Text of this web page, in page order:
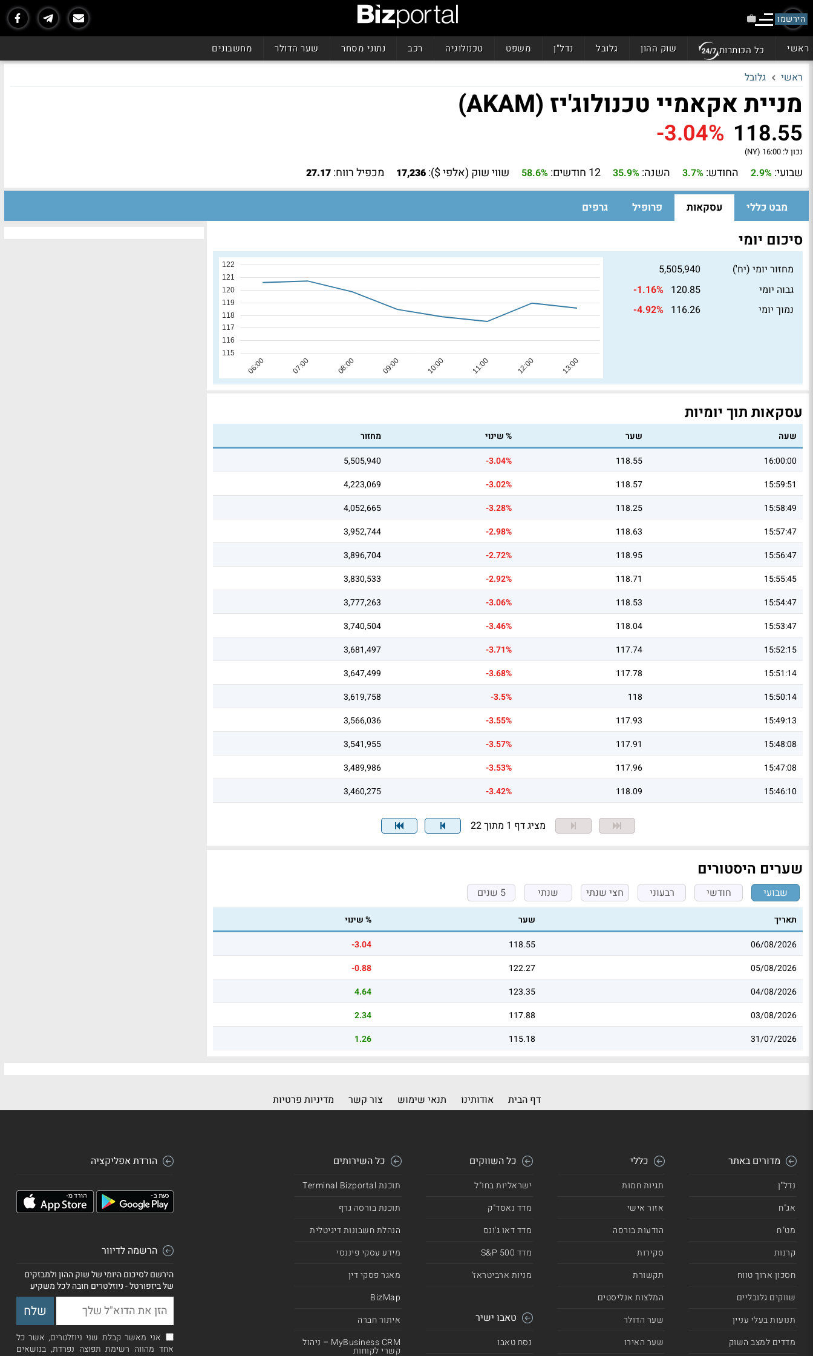
הירשמו
ראשי כל הכותרות שוק ההון גלובל נדל"ן משפט טכנולוגיה רכב נתוני מסחר שער הדולר מחשבונים
ראשי גלובל
מניית אקאמיי טכנולוג'יז (AKAM)
118.55
-3.04%
נכון ל: 16:00 (NY)
שבועי: 2.9% החודש: 3.7% השנה: 35.9% 12 חודשים: 58.6% שווי שוק (אלפי $): 17,236 מכפיל רווח: 27.17
מבט כללי עסקאות פרופיל גרפים
סיכום יומי
מחזור יומי (יח')
5,505,940
גבוה יומי
120.85
-1.16%
נמוך יומי
116.26
-4.92%
עסקאות תוך יומיות
שעה שער % שינוי
מחזור
16:00:00
118.55
-3.04%
5,505,940
15:59:51
118.57
-3.02%
4,223,069
15:58:49
118.25
-3.28%
4,052,665
15:57:47
118.63
-2.98%
3,952,744
15:56:47
118.95
-2.72%
3,896,704
15:55:45
118.71
-2.92%
3,830,533
15:54:47
118.53
-3.06%
3,777,263
15:53:47
118.04
-3.46%
3,740,504
15:52:15
117.74
-3.71%
3,681,497
15:51:14
117.78
-3.68%
3,647,499
15:50:14
118
-3.5%
3,619,758
15:49:13
117.93
-3.55%
3,566,036
15:48:08
117.91
-3.57%
3,541,955
15:47:08
117.96
-3.53%
3,489,986
15:46:10
118.09
-3.42%
3,460,275
מציג דף 1 מתוך 22
שערים היסטורים
שבועי חודשי רבעוני חצי שנתי שנתי 5 שנים
תאריך שער
% שינוי
06/08/2026
118.55
-3.04
05/08/2026
122.27
-0.88
04/08/2026
123.35
4.64
03/08/2026
117.88
2.34
31/07/2026
115.18
1.26
דף הבית אודותינו תנאי שימוש צור קשר מדיניות פרטיות
מדורים באתר
נדל"ן
אג"ח
מט"ח
קרנות
חסכון ארוך טווח
שווקים גלובליים
תנועות בעלי עניין
מדדים למצב השוק
כללי
תגיות חמות
אזור אישי
הודעות בורסה
סקירות
תקשורת
המלצות אנליסטים
שער הדולר
שער האירו
כל השווקים
ישראליות בחו"ל
מדד נאסד"ק
מדד דאו ג'ונס
מדד 500 S&P
מניות ארביטראז'
טאבו ישיר
נסח טאבו
כל השירותים
תוכנת Terminal Bizportal
תוכנת בורסה גרף
הנהלת חשבונות דיגיטלית
מידע עסקי פיננסי
מאגר פסקי דין
BizMap
איתור חברה
MyBusiness CRM – ניהול
קשרי לקוחות
הורדת אפליקציה
הרשמה לדיוור
הירשם לסיכום היומי של שוק ההון ולמבזקים
של ביזפורטל - ניוזלטרים חובה לכל משקיע
אני מאשר קבלת שני ניוזלטרים, אשר כל
אחד מהווה רשימת תפוצה נפרדת, בנושאים